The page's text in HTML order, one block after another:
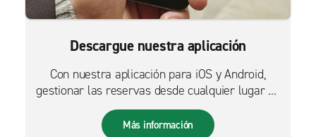
Descargue nuestra aplicación
Con nuestra aplicación para iOS y Android,
gestionar las reservas desde cualquier lugar es
más fácil que nunca.
Más información